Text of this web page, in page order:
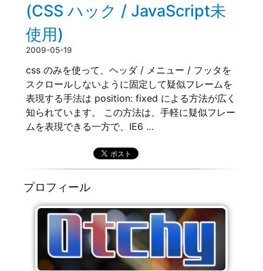
(CSS ハック / JavaScript未
使用)
2009-05-19
css のみを使って、ヘッダ / メニュー / フッタを
スクロールしないように固定して疑似フレームを
表現する手法は position: fixed による方法が広く
知られています。 この方法は、手軽に疑似フレー
ムを表現できる一方で、IE6 …
プロフィール